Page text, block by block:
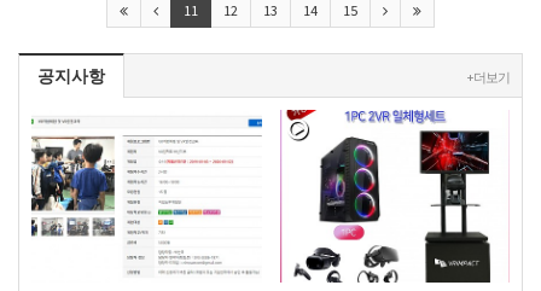
11 12 13 14 15
공지사항 + 더보기